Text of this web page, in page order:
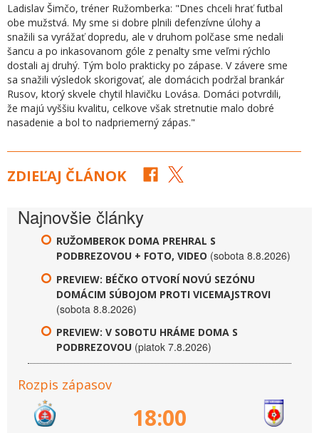
Ladislav Šimčo, tréner Ružomberka: "Dnes chceli hrať futbal
obe mužstvá. My sme si dobre plnili defenzívne úlohy a
snažili sa vyrážať dopredu, ale v druhom polčase sme nedali
šancu a po inkasovanom góle z penalty sme veľmi rýchlo
dostali aj druhý. Tým bolo prakticky po zápase. V závere sme
sa snažili výsledok skorigovať, ale domácich podržal brankár
Rusov, ktorý skvele chytil hlavičku Lovása. Domáci potvrdili,
že majú vyššiu kvalitu, celkove však stretnutie malo dobré
nasadenie a bol to nadpriemerný zápas."
ZDIEĽAJ ČLÁNOK
Najnovšie články
RUŽOMBEROK DOMA PREHRAL S
PODBREZOVOU + FOTO, VIDEO (sobota 8.8.2026)
PREVIEW: BÉČKO OTVORÍ NOVÚ SEZÓNU
DOMÁCIM SÚBOJOM PROTI VICEMAJSTROVI
(sobota 8.8.2026)
PREVIEW: V SOBOTU HRÁME DOMA S
PODBREZOVOU (piatok 7.8.2026)
Rozpis zápasov
18:00